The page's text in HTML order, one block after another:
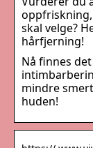
skal velge?
hårfjerning!
Nå finnes
mindre
huden!